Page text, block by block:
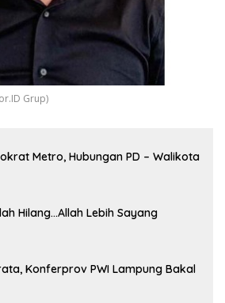
Grup)
Metro, Hubungan PD – Walikota
Hilang…Allah Lebih Sayang
Konferprov PWI Lampung Bakal